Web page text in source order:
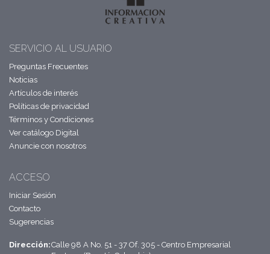
SERVICIO AL USUARIO
Preguntas Frecuentes
Noticias
Artículos de interés
Políticas de privacidad
Términos y Condiciones
Ver catálogo Digital
Anuncie con nosotros
ACCESO
Iniciar Sesión
Contacto
Sugerencias
Dirección:Calle 98 A No. 51 - 37 Of. 305 - Centro Empresarial